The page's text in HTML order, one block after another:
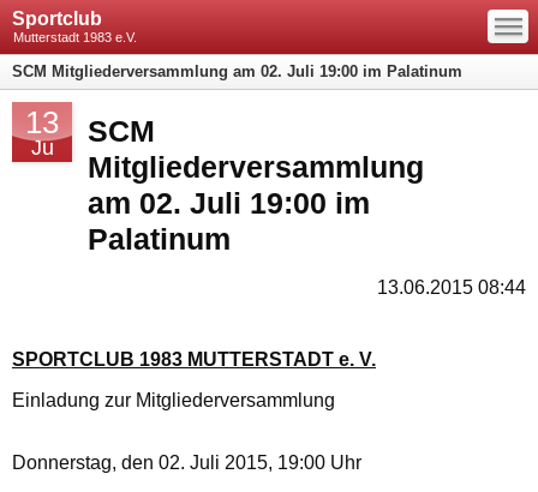
Sportclub
Mutterstadt 1983 e.V.
—
—
—
SCM Mitgliederversammlung am 02. Juli 19:00 im Palatinum
13
Ju
SCM
Mitgliederversammlung
am 02. Juli 19:00 im
Palatinum
13.06.2015 08:44
SPORTCLUB 1983 MUTTERSTADT e. V.
Einladung zur Mitgliederversammlung
Donnerstag, den 02. Juli 2015, 19:00 Uhr